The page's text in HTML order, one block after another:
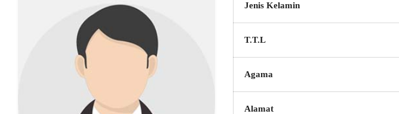
Jenis Kelamin
T.T.L
Agama
Alamat